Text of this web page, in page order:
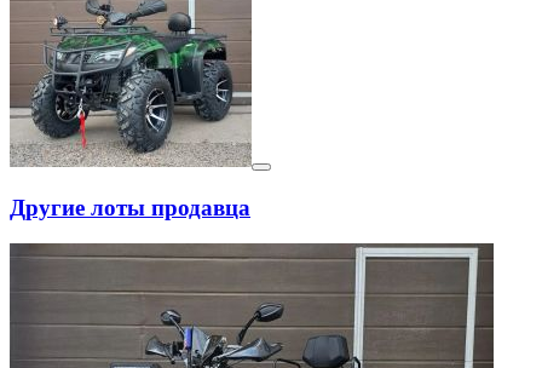
Другие лоты продавца